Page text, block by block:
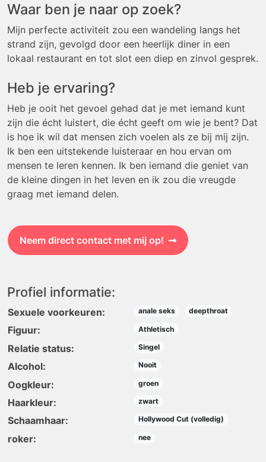
Waar ben je naar op zoek?
Mijn perfecte activiteit zou een wandeling langs het
strand zijn, gevolgd door een heerlijk diner in een
lokaal restaurant en tot slot een diep en zinvol gesprek.
Heb je ervaring?
Heb je ooit het gevoel gehad dat je met iemand kunt
zijn die écht luistert, die écht geeft om wie je bent? Dat
is hoe ik wil dat mensen zich voelen als ze bij mij zijn.
Ik ben een uitstekende luisteraar en hou ervan om
mensen te leren kennen. Ik ben iemand die geniet van
de kleine dingen in het leven en ik zou die vreugde
graag met iemand delen.
Neem direct contact met mij op!
Profiel informatie:
Sexuele voorkeuren: anale seks deepthroat
Figuur: Athletisch
Relatie status: Singel
Alcohol: Nooit
Oogkleur: groen
Haarkleur: zwart
Schaamhaar: Hollywood Cut (volledig)
roker: nee